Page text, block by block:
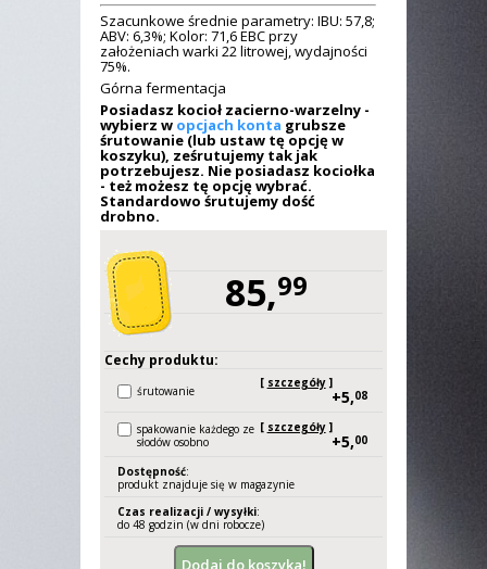
Szacunkowe średnie parametry: IBU: 57,8;
ABV: 6,3%; Kolor: 71,6 EBC przy
założeniach warki 22 litrowej, wydajności
75%.
Górna fermentacja
Posiadasz kocioł zacierno-warzelny -
wybierz w opcjach konta grubsze
śrutowanie (lub ustaw tę opcję w
koszyku), ześrutujemy tak jak
potrzebujesz. Nie posiadasz kociołka
- też możesz tę opcję wybrać.
Standardowo śrutujemy dość
drobno.
85,99
Cechy produktu:
śrutowanie
[ szczegóły]
+5,08
spakowanie każdego ze
słodów osobno
[ szczegóły]
+5,00
Dostępność:
produkt znajduje się w magazynie
Czas realizacji / wysyłki:
do 48 godzin (w dni robocze)